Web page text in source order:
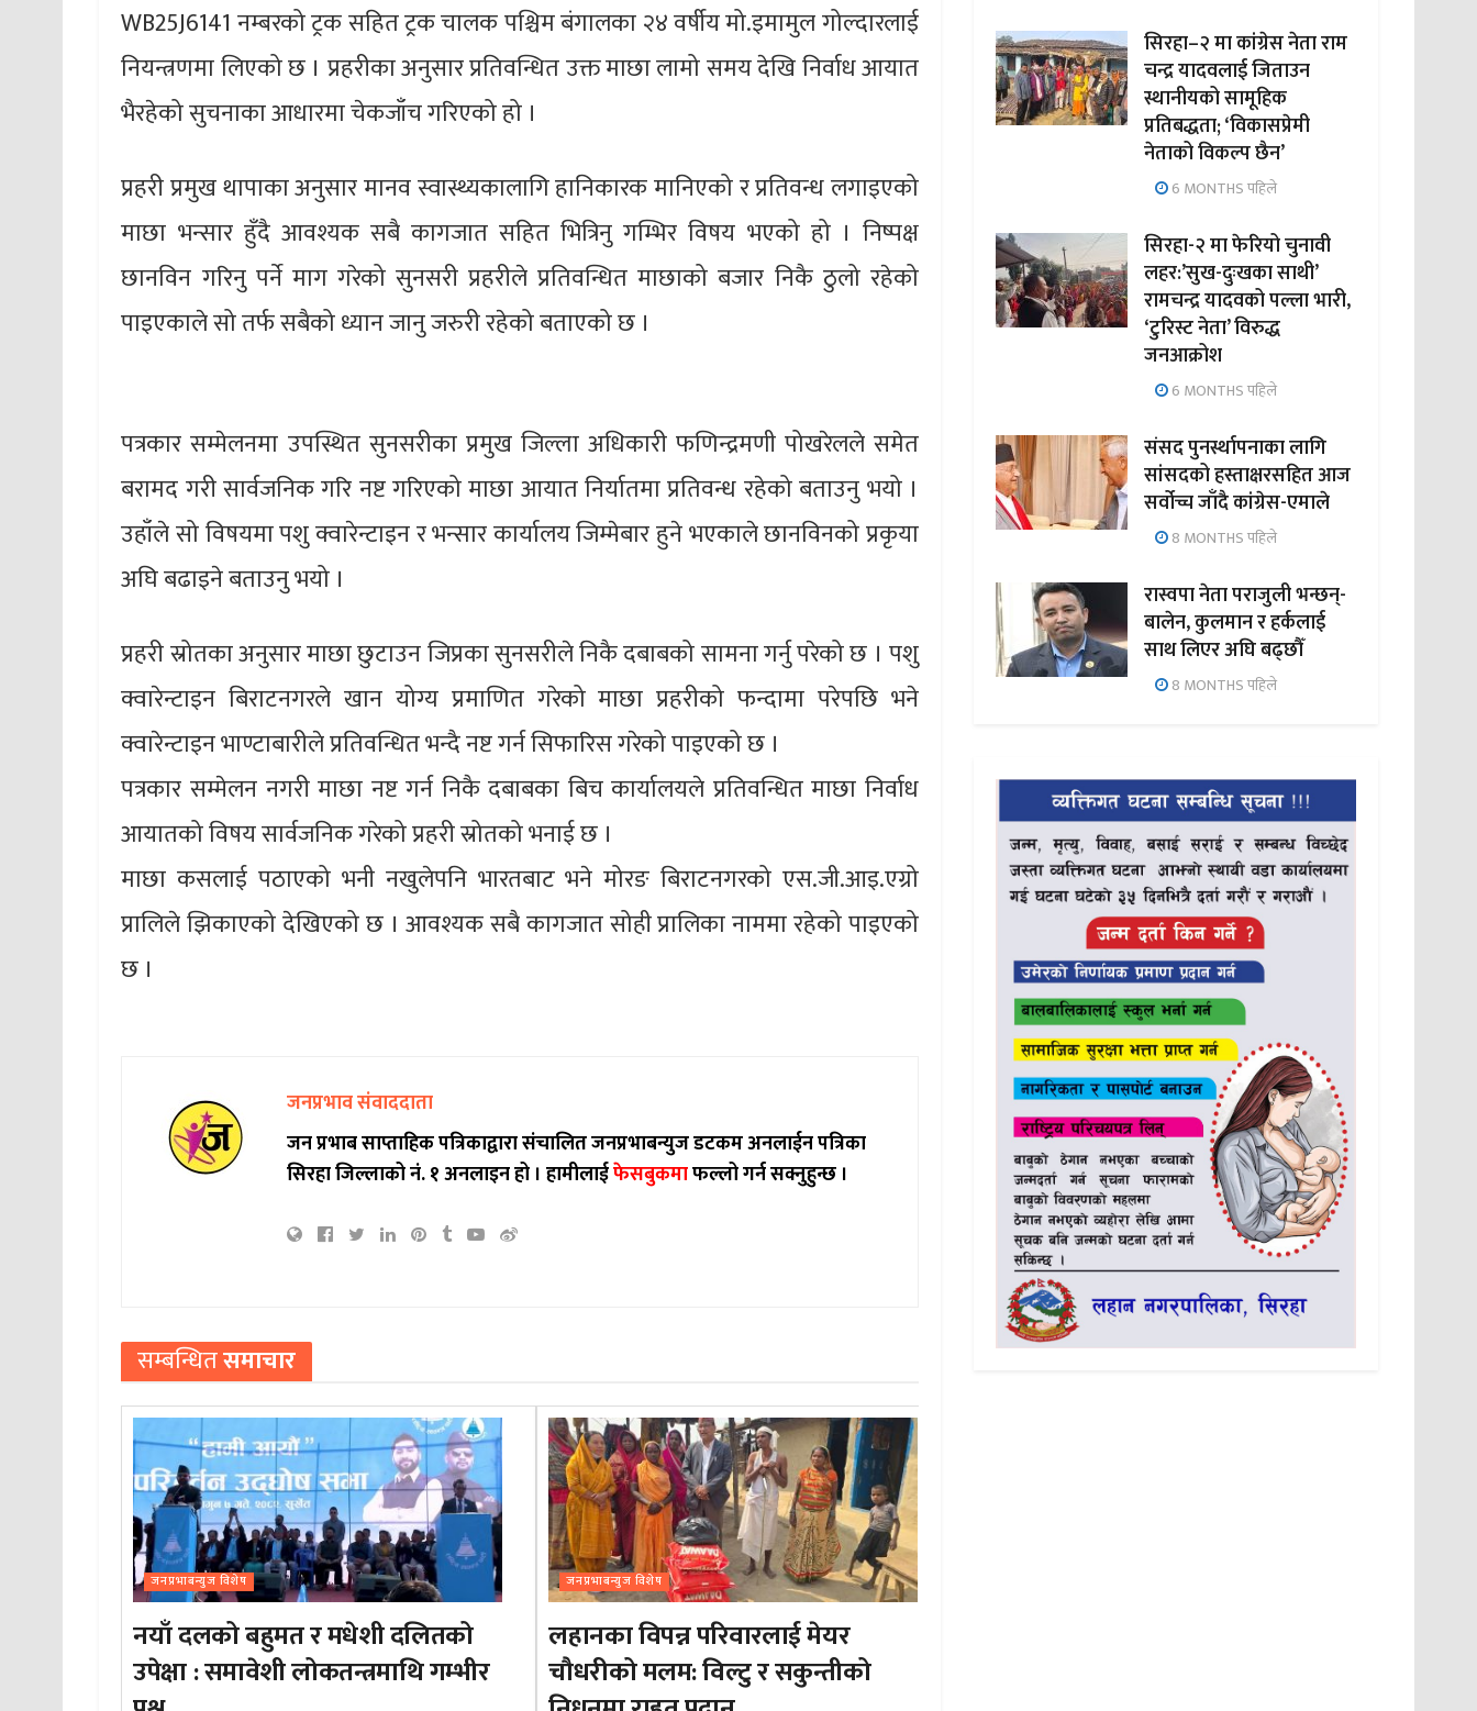
WB25J6141 नम्बरको ट्रक सहित ट्रक चालक पश्चिम बंगालका २४ वर्षीय मो.इमामुल गोल्दारलाई
नियन्त्रणमा लिएको छ । प्रहरीका अनुसार प्रतिवन्धित उक्त माछा लामो समय देखि निर्वाध आयात
भैरहेको सुचनाका आधारमा चेकजाँच गरिएको हो ।
प्रहरी प्रमुख थापाका अनुसार मानव स्वास्थ्यकालागि हानिकारक मानिएको र प्रतिवन्ध लगाइएको
माछा भन्सार हुँदै आवश्यक सबै कागजात सहित भित्रिनु गम्भिर विषय भएको हो । निष्पक्ष
छानविन गरिनु पर्ने माग गरेको सुनसरी प्रहरीले प्रतिवन्धित माछाको बजार निकै ठुलो रहेको
पाइएकाले सो तर्फ सबैको ध्यान जानु जरुरी रहेको बताएको छ ।
पत्रकार सम्मेलनमा उपस्थित सुनसरीका प्रमुख जिल्ला अधिकारी फणिन्द्रमणी पोखरेलले समेत
बरामद गरी सार्वजनिक गरि नष्ट गरिएको माछा आयात निर्यातमा प्रतिवन्ध रहेको बताउनु भयो ।
उहाँले सो विषयमा पशु क्वारेन्टाइन र भन्सार कार्यालय जिम्मेबार हुने भएकाले छानविनको प्रकृया
अघि बढाइने बताउनु भयो ।
प्रहरी स्रोतका अनुसार माछा छुटाउन जिप्रका सुनसरीले निकै दबाबको सामना गर्नु परेको छ । पशु
क्वारेन्टाइन बिराटनगरले खान योग्य प्रमाणित गरेको माछा प्रहरीको फन्दामा परेपछि भने
क्वारेन्टाइन भाण्टाबारीले प्रतिवन्धित भन्दै नष्ट गर्न सिफारिस गरेको पाइएको छ ।
पत्रकार सम्मेलन नगरी माछा नष्ट गर्न निकै दबाबका बिच कार्यालयले प्रतिवन्धित माछा निर्वाध
आयातको विषय सार्वजनिक गरेको प्रहरी स्रोतको भनाई छ ।
माछा कसलाई पठाएको भनी नखुलेपनि भारतबाट भने मोरङ बिराटनगरको एस.जी.आइ.एग्रो
प्रालिले झिकाएको देखिएको छ । आवश्यक सबै कागजात सोही प्रालिका नाममा रहेको पाइएको
छ ।
जनप्रभाव संवाददाता
जन प्रभाब साप्ताहिक पत्रिकाद्वारा संचालित जनप्रभाबन्युज डटकम अनलाईन पत्रिका
सिरहा जिल्लाको नं. १ अनलाइन हो ।हामीलाईफेसबुकमाफल्लो गर्न सक्नुहुन्छ ।
सम्बन्धितसमाचार
जनप्रभाबन्युज विशेष
नयाँ दलको बहुमत र मधेशी दलितको
उपेक्षा : समावेशी लोकतन्त्रमाथि गम्भीर
जनप्रभाबन्युज विशेष
लहानका विपन्न परिवारलाई मेयर
चौधरीको मलम: विल्टु र सकुन्तीको
सिरहा–२ मा कांग्रेस नेता राम
चन्द्र यादवलाई जिताउन
स्थानीयको सामूहिक
प्रतिबद्धता; ‘विकासप्रेमी
नेताको विकल्प छैन’
6 MONTHS पहिले
सिरहा-२ मा फेरियो चुनावी
लहर:’सुख-दुःखका साथी’
रामचन्द्र यादवको पल्ला भारी,
‘टुरिस्ट नेता’ विरुद्ध
जनआक्रोश
6 MONTHS पहिले
संसद पुनर्स्थापनाका लागि
सांसदको हस्ताक्षरसहित आज
सर्वोच्च जाँदै कांग्रेस-एमाले
8 MONTHS पहिले
रास्वपा नेता पराजुली भन्छन्-
बालेन, कुलमान र हर्कलाई
साथ लिएर अघि बढ्छौँ
8 MONTHS पहिले